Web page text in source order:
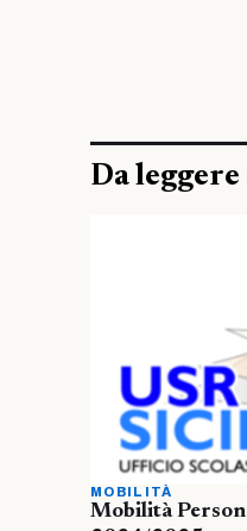
Da leggere
MOBILITÀ
Mobilità